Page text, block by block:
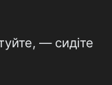
— сидіте